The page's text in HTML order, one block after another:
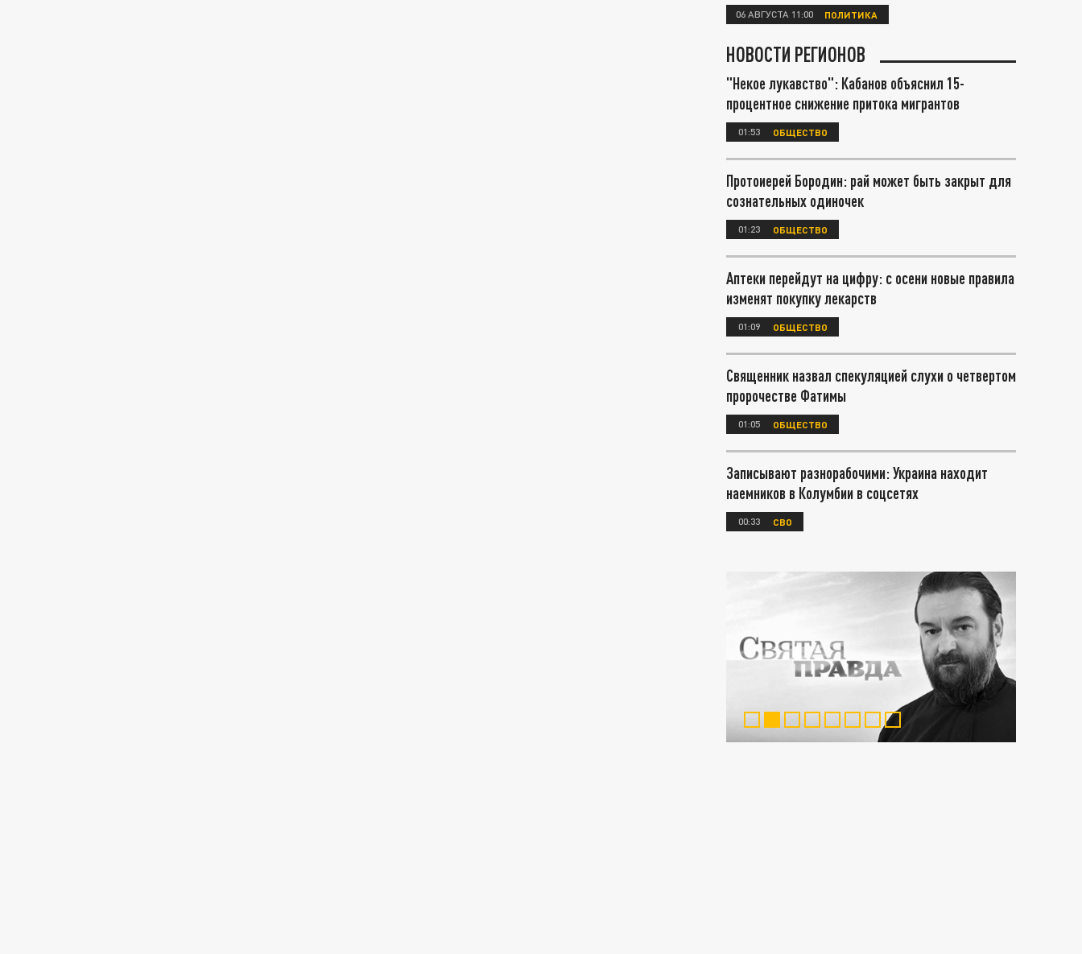
06 АВГУСТА 11:00 ПОЛИТИКА
НОВОСТИ РЕГИОНОВ
"Некое лукавство": Кабанов объяснил 15-
процентное снижение притока мигрантов
01:53 ОБЩЕСТВО
Протоиерей Бородин: рай может быть закрыт для
сознательных одиночек
01:23 ОБЩЕСТВО
Аптеки перейдут на цифру: с осени новые правила
изменят покупку лекарств
01:09 ОБЩЕСТВО
Священник назвал спекуляцией слухи о четвертом
пророчестве Фатимы
01:05 ОБЩЕСТВО
Записывают разнорабочими: Украина находит
наемников в Колумбии в соцсетях
00:33 СВО